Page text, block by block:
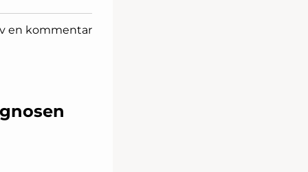
en kommentar